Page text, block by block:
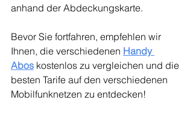
anhand der Abdeckungskarte.
Bevor Sie fortfahren, empfehlen wir
Ihnen, die verschiedenen Handy
Abos kostenlos zu vergleichen und die
besten Tarife auf den verschiedenen
Mobilfunknetzen zu entdecken!